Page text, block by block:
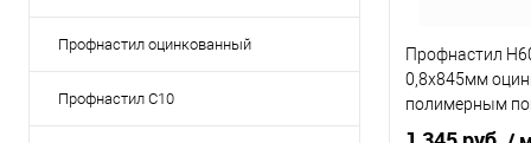
Профнастил оцинкованный
Профнастил С10
Профнастил
0,8х845мм
полимерным
(Полиэстер)